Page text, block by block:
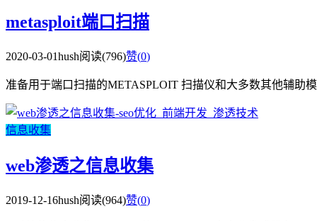
metasploit端口扫描
2020-03-01hush阅读(796)赞(0)
准备用于端口扫描的METASPLOIT 扫描仪和大多数其他辅助模
信息收集
web渗透之信息收集
2019-12-16hush阅读(964)赞(0)